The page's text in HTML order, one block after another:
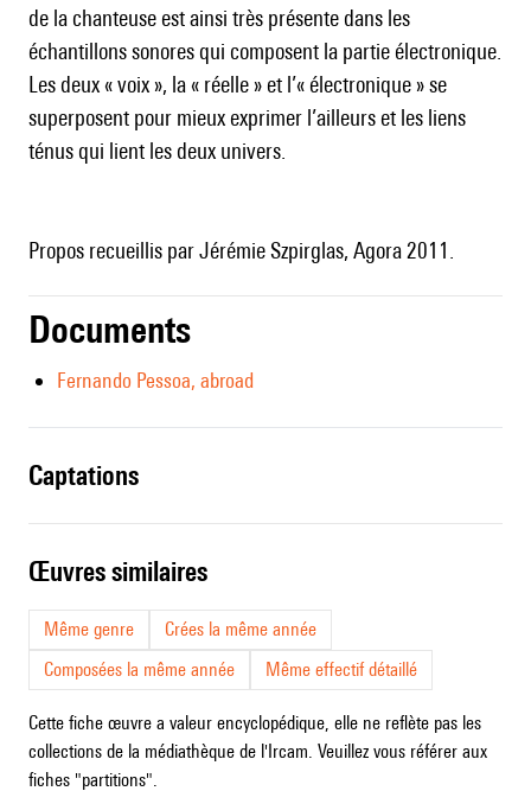
de la chanteuse est ainsi très présente dans les
échantillons sonores qui composent la partie électronique.
Les deux « voix », la « réelle » et l’« électronique » se
superposent pour mieux exprimer l’ailleurs et les liens
ténus qui lient les deux univers.
Propos recueillis par Jérémie Szpirglas, Agora 2011.
Documents
Fernando Pessoa, abroad
captations
œuvres similaires
Même genre
Crées la même année
Composées la même année
Même effectif détaillé
Cette fiche œuvre a valeur encyclopédique, elle ne reflète pas les
collections de la médiathèque de l'Ircam. Veuillez vous référer aux
fiches "partitions".